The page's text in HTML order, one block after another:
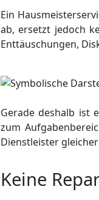
Ein
ab, ersetzt jedoch
Ent­täuschungen,
Gerade deshalb ist
zum
Dienstleister
Keine